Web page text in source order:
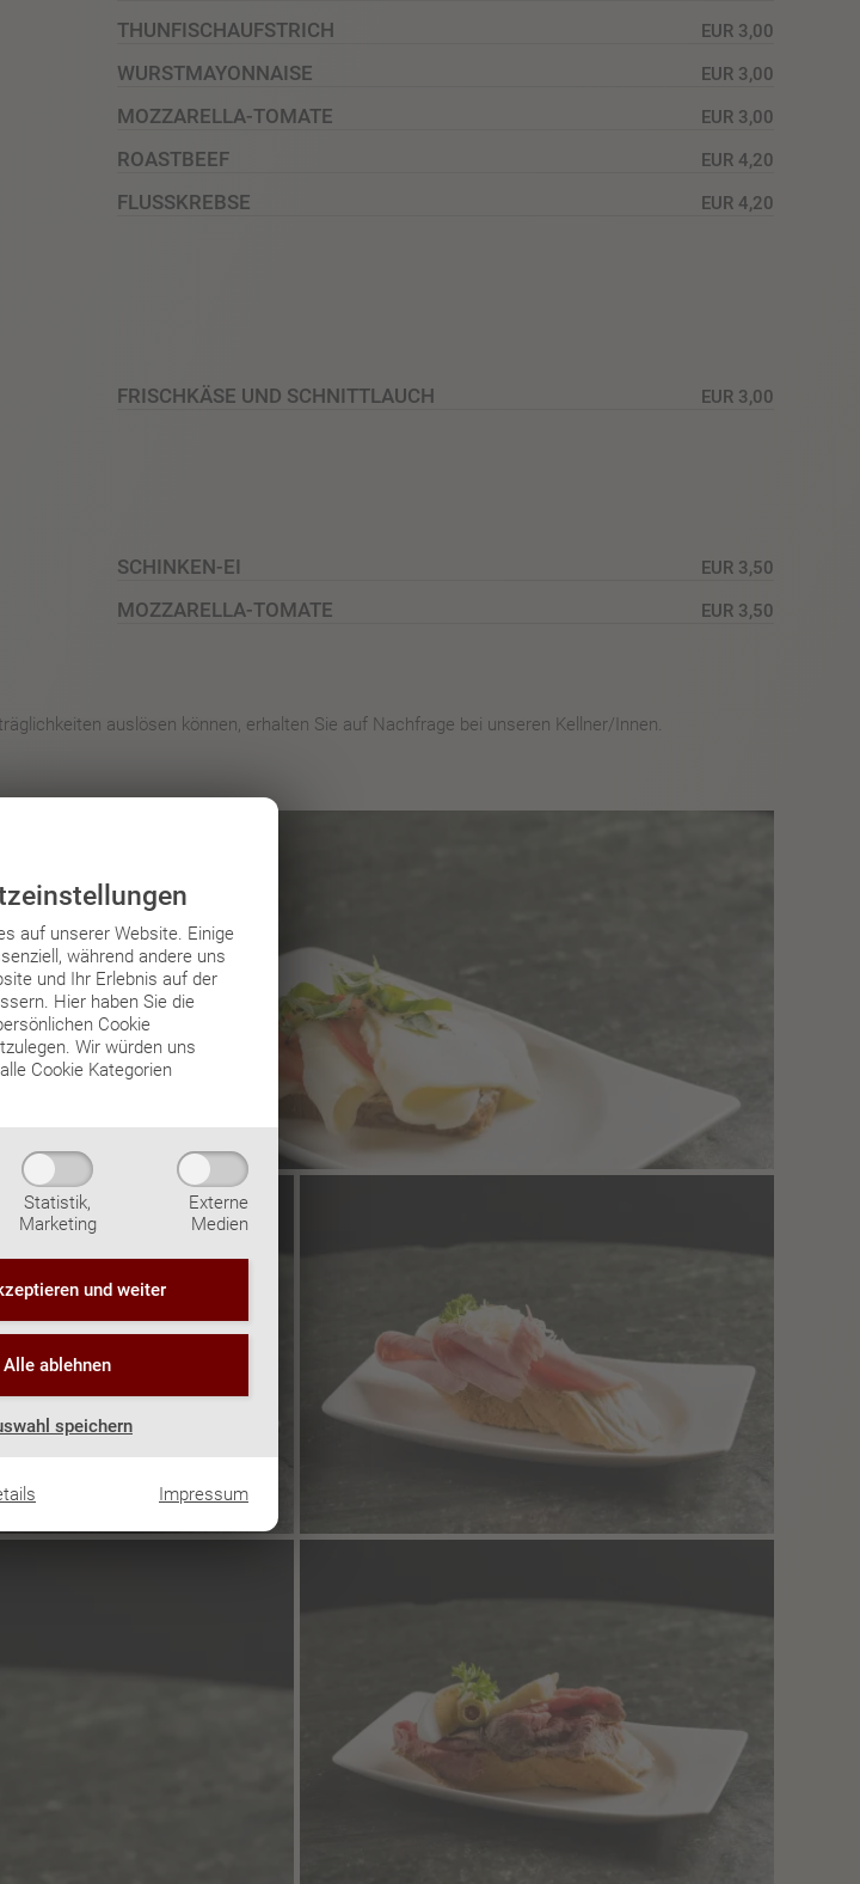
auf unserer Website. Einige
während andere uns
und Ihr Erlebnis auf der
Hier haben Sie die
Cookie
Wir würden uns
Cookie Kategorien
Statistik,
Marketing
Externe
Medien
und weiter
Alle ablehnen
speichern
Impressum
THUNFISCHAUFSTRICH EUR 3,00
WURSTMAYONNAISE EUR 3,00
MOZZARELLA-TOMATE EUR 3,00
ROASTBEEF EUR 4,20
FLUSSKREBSE EUR 4,20
FRISCHKÄSE UND SCHNITTLAUCH EUR 3,00
SCHINKEN-EI EUR 3,50
MOZZARELLA-TOMATE EUR 3,50
auslösen können, erhalten Sie auf Nachfrage bei unseren Kellner/Innen.